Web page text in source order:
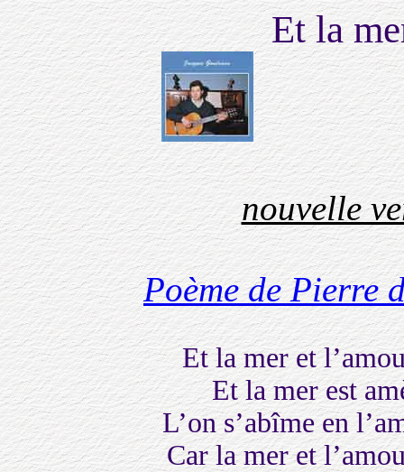
Et la
nouvelle
Poème de Pierre
Et la mer et
Et la mer est
L’on s’abîme en
Car la mer et